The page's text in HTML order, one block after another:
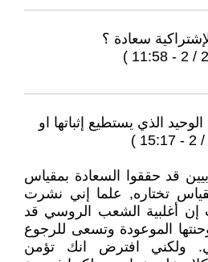
قد حققوا السعادة بمقياس
تختاره, علما إني نشرت
إن أغلبية الشعب الروسي قد
الموعودة وتسعى للرجوع
ولكني افترض انك تؤمن